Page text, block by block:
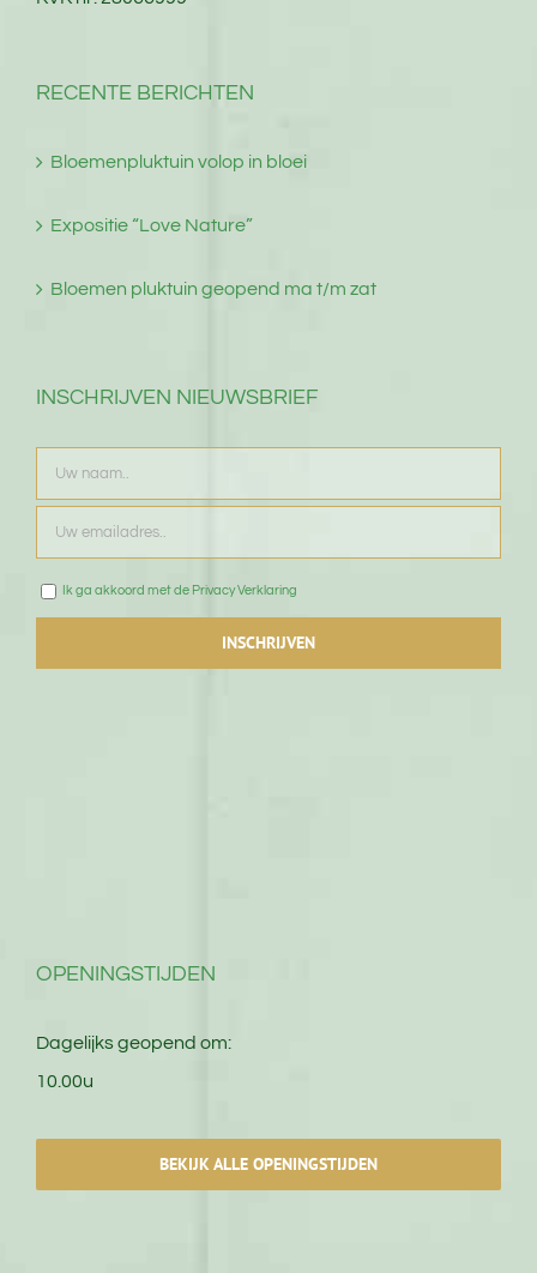
RECENTE BERICHTEN
Bloemenpluktuin volop in bloei
Expositie “Love Nature”
Bloemen pluktuin geopend ma t/m zat
INSCHRIJVEN NIEUWSBRIEF
Ik ga akkoord met de Privacy Verklaring
OPENINGSTIJDEN
Dagelijks geopend om:
10.00u
BEKIJK ALLE OPENINGSTIJDEN